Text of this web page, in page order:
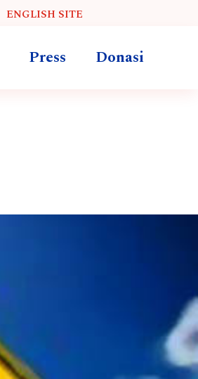
ENGLISH SITE
Press Donasi